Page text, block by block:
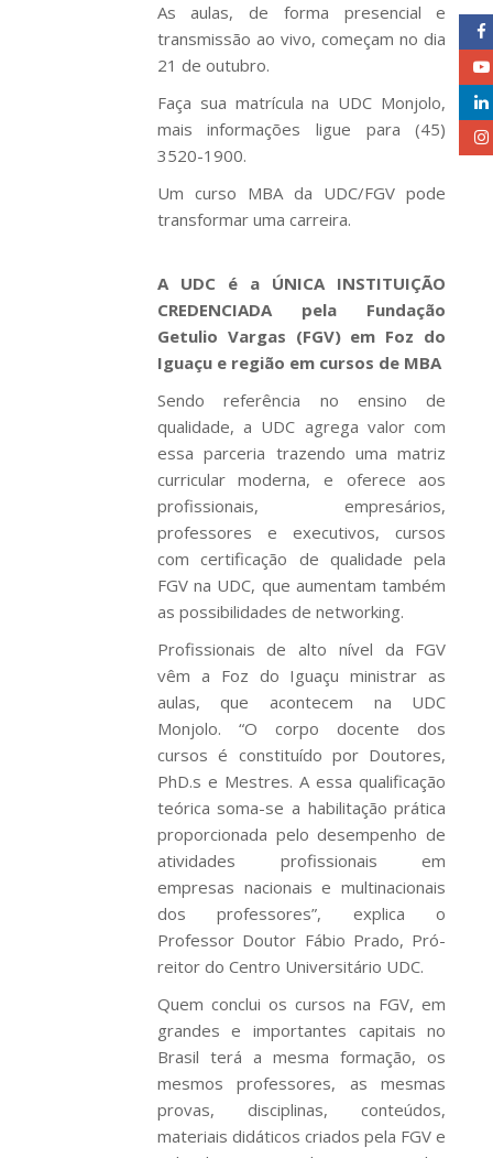
As aulas, de forma presencial e
transmissão ao vivo, começam no dia
21 de outubro.
Faça sua matrícula na UDC Monjolo,
mais informações ligue para (45)
3520-1900.
Um curso MBA da UDC/FGV pode
transformar uma carreira.
A UDC é a ÚNICA INSTITUIÇÃO
CREDENCIADA pela Fundação
Getulio Vargas (FGV) em Foz do
Iguaçu e região em cursos de MBA
Sendo referência no ensino de
qualidade, a UDC agrega valor com
essa parceria trazendo uma matriz
curricular moderna, e oferece aos
profissionais, empresários,
professores e executivos, cursos
com certificação de qualidade pela
FGV na UDC, que aumentam também
as possibilidades de networking.
Profissionais de alto nível da FGV
vêm a Foz do Iguaçu ministrar as
aulas, que acontecem na UDC
Monjolo. “O corpo docente dos
cursos é constituído por Doutores,
PhD.s e Mestres. A essa qualificação
teórica soma-se a habilitação prática
proporcionada pelo desempenho de
atividades profissionais em
empresas nacionais e multinacionais
dos professores”, explica o
Professor Doutor Fábio Prado, Pró-
reitor do Centro Universitário UDC.
Quem conclui os cursos na FGV, em
grandes e importantes capitais no
Brasil terá a mesma formação, os
mesmos professores, as mesmas
provas, disciplinas, conteúdos,
materiais didáticos criados pela FGV e